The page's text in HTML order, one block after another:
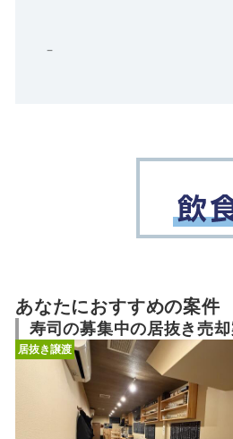
－
あなたにおすすめの案件
寿司の募集中の居抜き売
居抜き譲渡